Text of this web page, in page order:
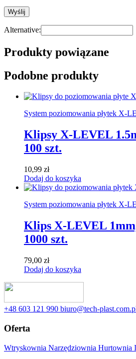
Alternative:
Produkty powiązane
Podobne produkty
System poziomowania płytek X-
Klipsy X-LEVEL
100 szt.
10,99 zł
Dodaj do koszyka
System poziomowania płytek X-
Klips X-LEVEL
1000 szt.
79,00 zł
Dodaj do koszyka
‭+48 603 121 990 biuro@tech-
Oferta
Wtryskownia Narzędziownia Hurtownia